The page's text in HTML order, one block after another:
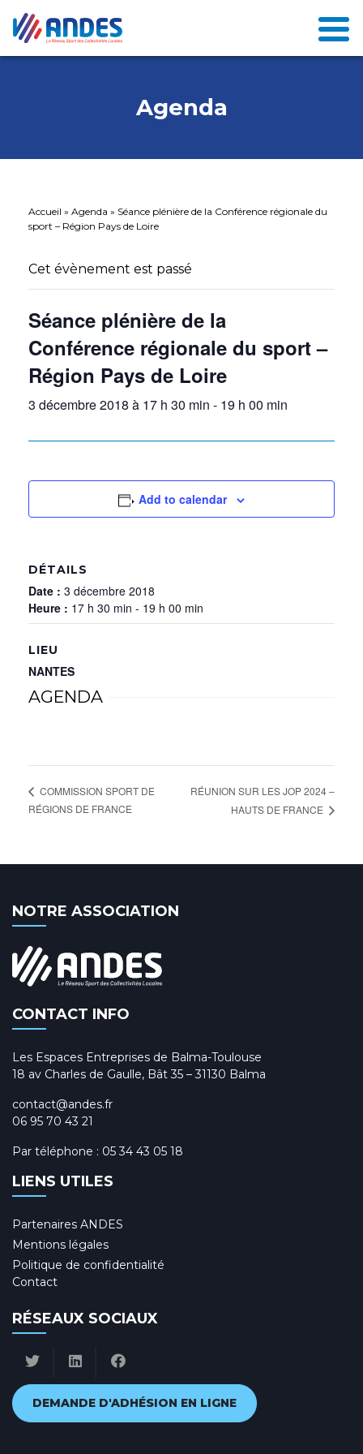
Agenda
Accueil » Agenda » Séance plénière de la Conférence régionale du
sport – Région Pays de Loire
Cet évènement est passé
Séance plénière de la
Conférence régionale du sport –
Région Pays de Loire
3 décembre 2018 à 17 h 30 min - 19 h 00 min
Add to calendar
DÉTAILS
Date : 3 décembre 2018
Heure : 17 h 30 min - 19 h 00 min
LIEU
NANTES
AGENDA
COMMISSION SPORT DE
RÉGIONS DE FRANCE
RÉUNION SUR LES JOP 2024 –
HAUTS DE FRANCE
NOTRE ASSOCIATION
CONTACT INFO
Les Espaces Entreprises de Balma-Toulouse
18 av Charles de Gaulle, Bât 35 – 31130 Balma
contact@andes.fr
06 95 70 43 21
Par téléphone : 05 34 43 05 18
LIENS UTILES
Partenaires ANDES
Mentions légales
Politique de confidentialité
Contact
RÉSEAUX SOCIAUX
DEMANDE D'ADHÉSION EN LIGNE